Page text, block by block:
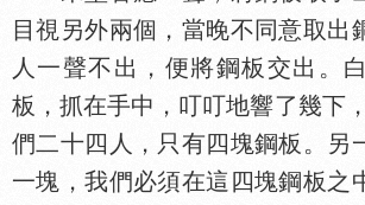
目視另外兩個，當晚不同意取出
人一聲不出，便將鋼板交出。
板，抓在手中，叮叮地響了幾下
們二十四人，只有四塊鋼板。另
一塊，我們必須在這四塊鋼板之